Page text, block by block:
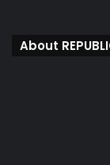
About